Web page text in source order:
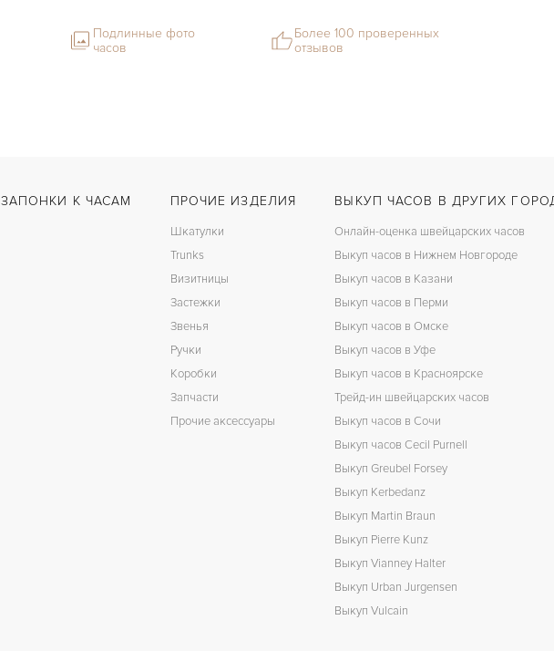
Подлинные фото
часов
Более 100 проверенных
отзывов
ЗАПОНКИ К ЧАСАМ ПРОЧИЕ ИЗДЕЛИЯ
Шкатулки
Trunks
Визитницы
Застежки
Звенья
Ручки
Коробки
Запчасти
Прочие аксессуары
ВЫКУП ЧАСОВ В ДРУГИХ
Онлайн-оценка швейцарских часов
Выкуп часов в Нижнем Новгороде
Выкуп часов в Казани
Выкуп часов в Перми
Выкуп часов в Омске
Выкуп часов в Уфе
Выкуп часов в Красноярске
Трейд-ин швейцарских часов
Выкуп часов в Сочи
Выкуп часов Cecil Purnell
Выкуп Greubel Forsey
Выкуп Kerbedanz
Выкуп Martin Braun
Выкуп Pierre Kunz
Выкуп Vianney Halter
Выкуп Urban Jurgensen
Выкуп Vulcain